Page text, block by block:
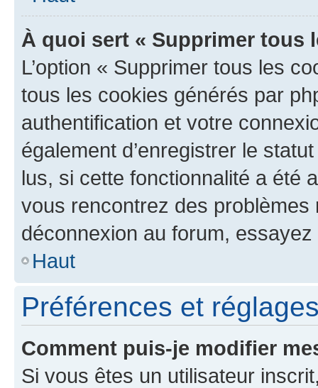
À quoi sert « Supprimer tous
L’option « Supprimer tous les
tous les cookies générés par
authentification et votre
également d’enregistrer le
lus, si cette fonctionnalité a été
vous rencontrez des
déconnexion au forum,
Haut
Préférences et
Comment puis-je modifier
Si vous êtes un utilisateur